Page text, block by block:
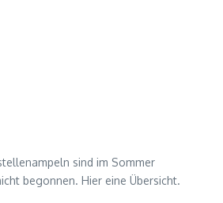
sind im Sommer
begonnen. Hier eine Übersicht.